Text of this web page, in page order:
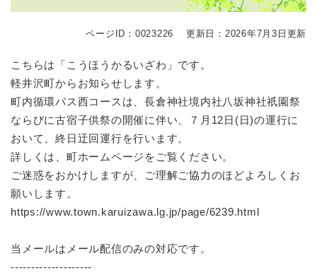
i
n
ページID：0023226 更新日：2026年7月3日更新
こちらは「こうほうかるいざわ」です。
軽井沢町からお知らせします。
町内循環バス西コースは、長倉神社境内社八坂神社祇園祭
ならびに古宿子供祭の開催に伴い、７月12日(日)の運行に
おいて、終日迂回運行を行います。
詳しくは、町ホームページをご覧ください。
ご迷惑をおかけしますが、ご理解ご協力のほどよろしくお
願いします。
https://www.town.karuizawa.lg.jp/page/6239.html
当メールはメール配信のみの対応です。
--------------------